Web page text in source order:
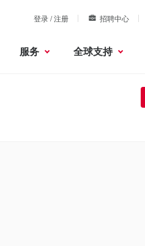
登录 / 注册 招聘中心
服务 全球支持